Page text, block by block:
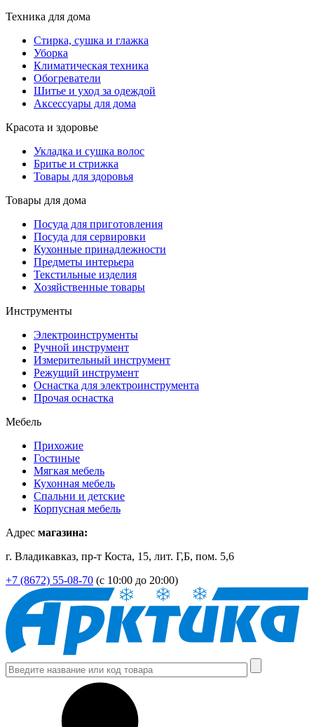
Техника для дома
Стирка, сушка и глажка
Уборка
Климатическая техника
Обогреватели
Шитье и уход за одеждой
Аксессуары для дома
Красота и здоровье
Укладка и сушка волос
Бритье и стрижка
Товары для здоровья
Товары для дома
Посуда для приготовления
Посуда для сервировки
Кухонные принадлежности
Предметы интерьера
Текстильные изделия
Хозяйственные товары
Инструменты
Электроинструменты
Ручной инструмент
Измерительный инструмент
Режущий инструмент
Оснастка для электроинструмента
Прочая оснастка
Мебель
Прихожие
Гостиные
Мягкая мебель
Кухонная мебель
Спальни и детские
Корпусная мебель
Адрес магазина:
г. Владикавказ, пр-т Коста, 15, лит. Г,Б, пом. 5,6
+7 (8672) 55-08-70 (с 10:00 до 20:00)